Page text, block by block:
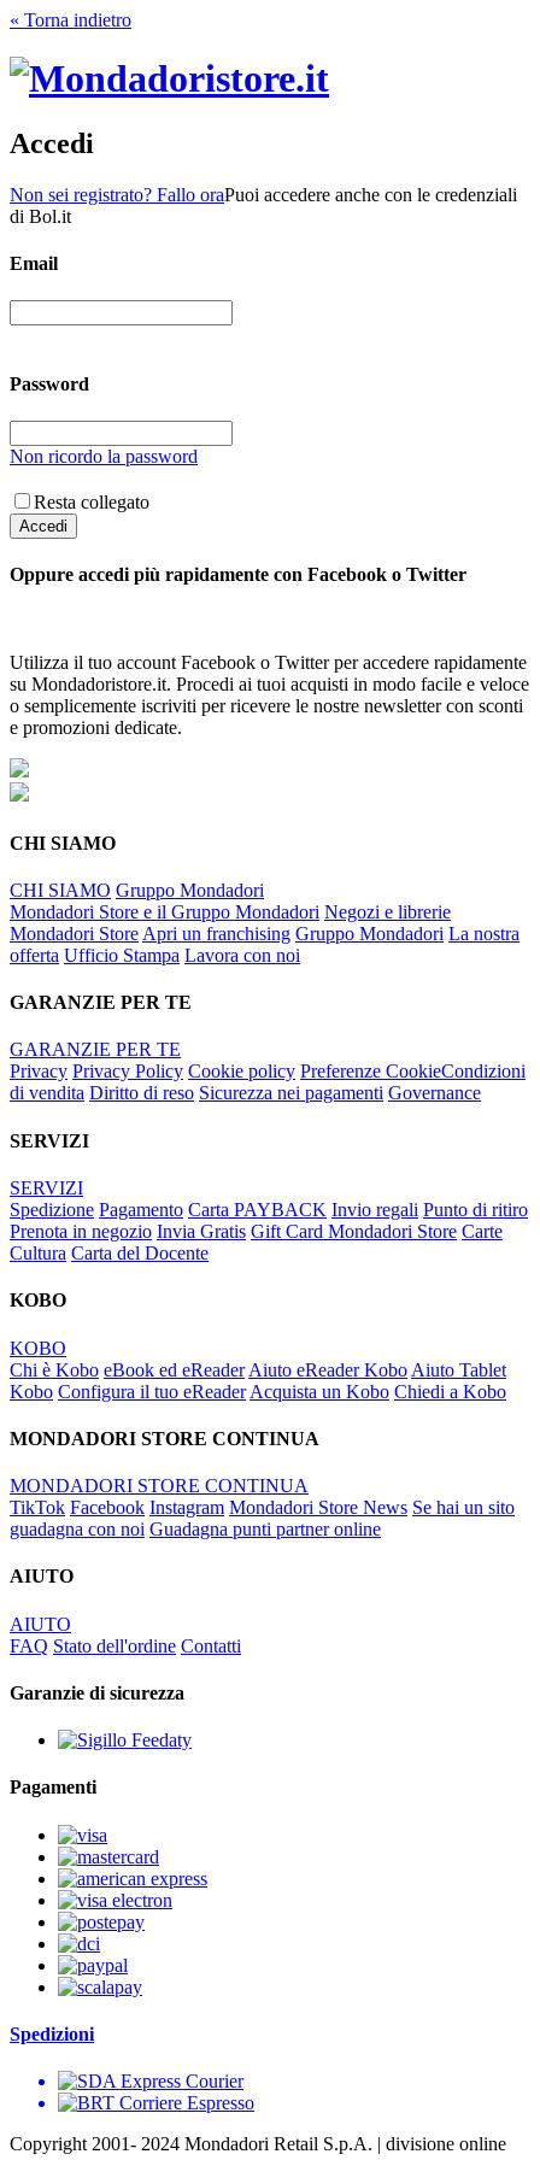
« Torna indietro
Accedi
Non sei registrato? Fallo oraPuoi accedere anche con le credenziali
di Bol.it
Email
Password
Non ricordo la password
Resta collegato
Oppure accedi più rapidamente con Facebook o Twitter
Utilizza il tuo account Facebook o Twitter per accedere rapidamente
su Mondadoristore.it. Procedi ai tuoi acquisti in modo facile e veloce
o semplicemente iscriviti per ricevere le nostre newsletter con sconti
e promozioni dedicate.
CHI SIAMO
CHI SIAMO Gruppo Mondadori
Mondadori Store e il Gruppo Mondadori Negozi e librerie
Mondadori Store Apri un franchising Gruppo Mondadori La nostra
offerta Ufficio Stampa Lavora con noi
GARANZIE PER TE
GARANZIE PER TE
Privacy Privacy Policy Cookie policy Preferenze CookieCondizioni
di vendita Diritto di reso Sicurezza nei pagamenti Governance
SERVIZI
SERVIZI
Spedizione Pagamento Carta PAYBACK Invio regali Punto di ritiro
Prenota in negozio Invia Gratis Gift Card Mondadori Store Carte
Cultura Carta del Docente
KOBO
KOBO
Chi è Kobo eBook ed eReader Aiuto eReader Kobo Aiuto Tablet
Kobo Configura il tuo eReader Acquista un Kobo Chiedi a Kobo
MONDADORI STORE CONTINUA
MONDADORI STORE CONTINUA
TikTok Facebook Instagram Mondadori Store News Se hai un sito
guadagna con noi Guadagna punti partner online
AIUTO
AIUTO
FAQ Stato dell'ordine Contatti
Garanzie di sicurezza
Pagamenti
Spedizioni
Copyright 2001- 2024 Mondadori Retail S.p.A. | divisione online